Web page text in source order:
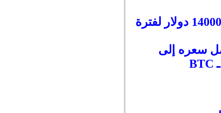
وحذر المستثمرون من أن العملة المشفرة ستحتاج إلى التداول فوق 14000 دولار لفترة
سعره إلى